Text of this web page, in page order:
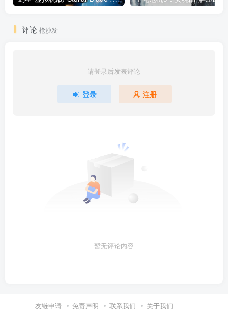
评论 抢沙发
请登录后发表评论
登录 注册
暂无评论内容
友链申请 免责声明 联系我们 关于我们